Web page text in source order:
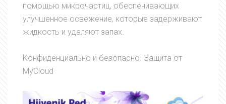
помощью микрочастиц, обеспечивающих
улучшенное освежение, которые задерживают
жидкость и удаляют запах.
Конфиденциально и безопасно. Защита от
MyCloud